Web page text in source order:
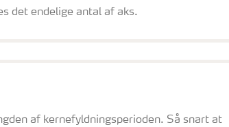
det endelige antal af aks.
af kernefyldningsperioden. Så snart at